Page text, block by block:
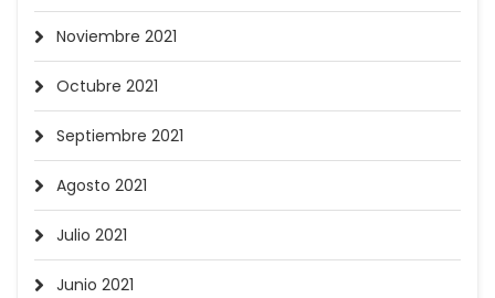
Noviembre 2021
Octubre 2021
Septiembre 2021
Agosto 2021
Julio 2021
Junio 2021